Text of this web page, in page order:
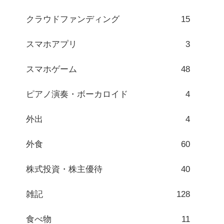
クラウドファンディング 15
スマホアプリ 3
スマホゲーム 48
ピアノ演奏・ボーカロイド 4
外出 4
外食 60
株式投資・株主優待 40
雑記 128
食べ物 11